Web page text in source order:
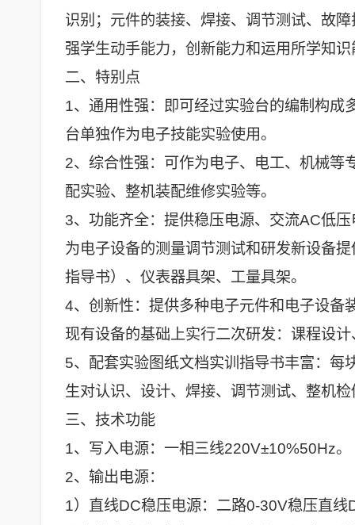
识别；元件的装接、焊接、调节测试、故
强学生动手能力，创新能力和运用所学知
二、特别点
1、通用性强：即可经过实验台的编制构成
台单独作为电子技能实验使用。
2、综合性强：可作为电子、电工、机械等
配实验、整机装配维修实验等。
3、功能齐全：提供稳压电源、交流AC低
为电子设备的测量调节测试和研发新设备
指导书）、仪表器具架、工量具架。
4、创新性：提供多种电子元件和电子设备
现有设备的基础上实行二次研发：课程设
5、配套实验图纸文档实训指导书丰富：每
生对认识、设计、焊接、调节测试、整机
三、技术功能
1、写入电源：一相三线220V±10%50Hz。
2、输出电源：
1）直线DC稳压电源：二路0-30V稳压直